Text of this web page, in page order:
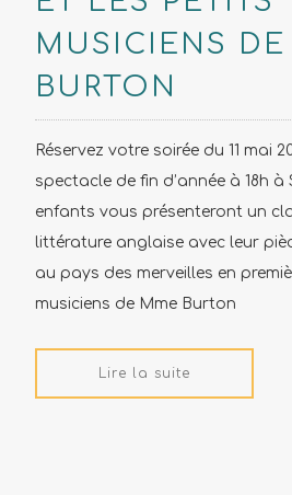
MUSICIENS
BURTON
Réservez votre soirée du 11 mai
spectacle de fin d’année à 18h
enfants vous présenteront un
littérature anglaise avec leur
au pays des merveilles en
musiciens de Mme Burton
Lire la suite